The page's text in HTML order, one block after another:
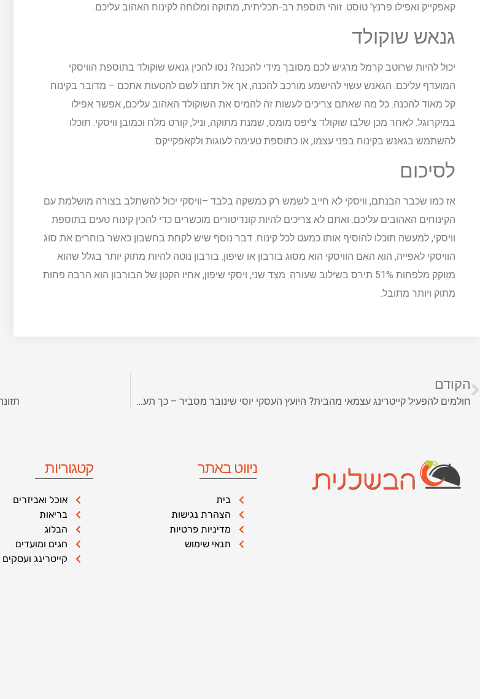
קאפקייק ואפילו פרנץ' טוסט. זוהי תוספת רב-תכליתית, מתוקה ומלוחה לקינוח האהוב עליכם.
גנאש שוקולד
יכול להיות שרוטב קרמל מרגיש לכם מסובך מידי להכנה? נסו להכין גנאש שוקולד בתוספת הוויסקי
המועדף עליכם. הגאנש עשוי להישמע מורכב להכנה, אך אל תתנו לשם להטעות אתכם – מדובר בקינוח
קל מאוד להכנה. כל מה שאתם צריכים לעשות זה להמיס את השוקולד האהוב עליכם, אפשר אפילו
במיקרוגל. לאחר מכן שלבו שוקולד צ'יפס מומס, שמנת מתוקה, וניל, קורט מלח וכמובן וויסקי. תוכלו
להשתמש בגאנש בקינוח בפני עצמו, או כתוספת טעימה לעוגות ולקאפקייקס.
לסיכום
אז כמו שכבר הבנתם, וויסקי לא חייב לשמש רק כמשקה בלבד –וויסקי יכול להשתלב בצורה מושלמת עם
הקינוחים האהובים עליכם. ואתם לא צריכים להיות קונדיטורים מוכשרים כדי להכין קינוח טעים בתוספת
וויסקי, למעשה תוכלו להוסיף אותו כמעט לכל קינוח. דבר נוסף שיש לקחת בחשבון כאשר בוחרים את סוג
הוויסקי לאפייה, הוא האם הוויסקי הוא מסוג בורבון או שיפון. בורבון נוטה להיות מתוק יותר בגלל שהוא
מזוקק מלפחות 51% תירס בשילוב שעורה. מצד שני, ויסקי שיפון, אחיו הקטן של הבורבון הוא הרבה פחות
מתוק ויותר מתובל.
הקודם
חולמים להפעיל קייטרינג עצמאי מהבית? היועץ העסקי יוסי שינובר מסביר – כך תעשו את זה
ניווט באתר
בית
הצהרת נגישות
מדיניות פרטיות
תנאי שימוש
קטגוריות
אוכל ואביזרים
בריאות
הבלוג
חגים ומועדים
קייטרינג ועסקים